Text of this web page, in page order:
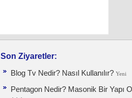
Son Ziyaretler:
Blog Tv Nedir? Nasıl Kullanılır? Yeni
Pentagon Nedir? Masonik Bir Yapı